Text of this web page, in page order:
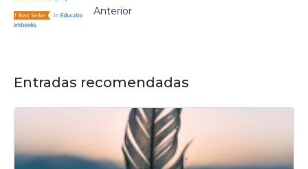
Anterior
Entradas recomendadas